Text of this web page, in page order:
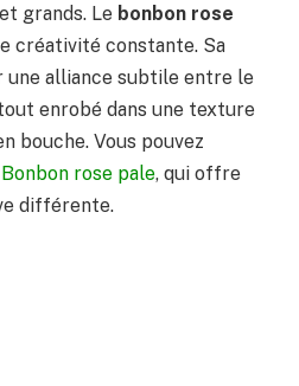
grands. Le bonbon rose
créativité constante. Sa
alliance subtile entre le
enrobé dans une texture
bouche. Vous pouvez
Bonbon rose pale, qui offre
différente.